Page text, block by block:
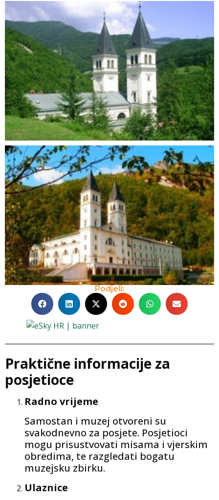
Podjeli:
Praktične informacije za
posjetioce
Radno vrijeme
Samostan i muzej otvoreni su
svakodnevno za posjete. Posjetioci
mogu prisustvovati misama i vjerskim
obredima, te razgledati bogatu
muzejsku zbirku.
Ulaznice